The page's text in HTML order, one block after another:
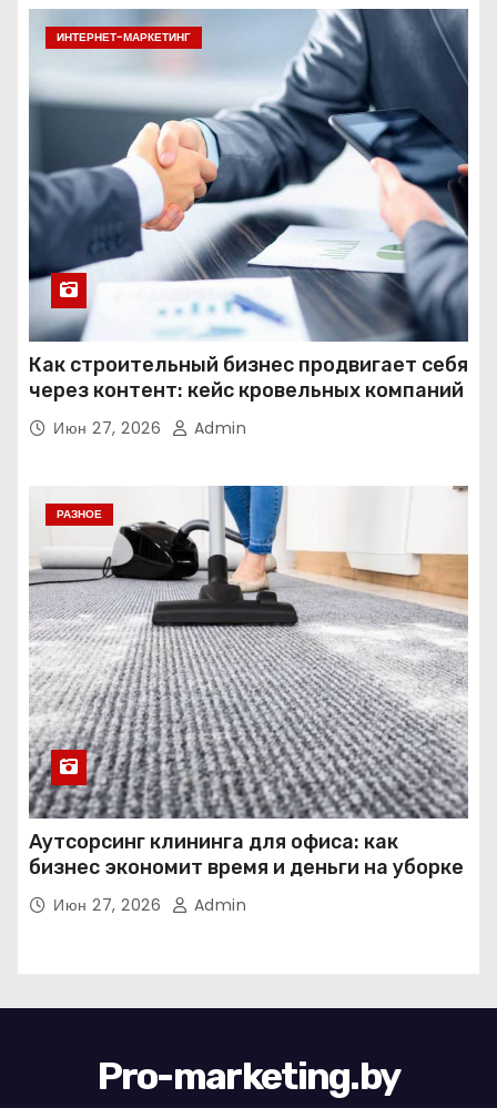
ИНТЕРНЕТ-МАРКЕТИНГ
Как строительный бизнес продвигает себя
через контент: кейс кровельных компаний
Июн 27, 2026 Admin
РАЗНОЕ
Аутсорсинг клининга для офиса: как
бизнес экономит время и деньги на уборке
Июн 27, 2026 Admin
Pro-marketing.by